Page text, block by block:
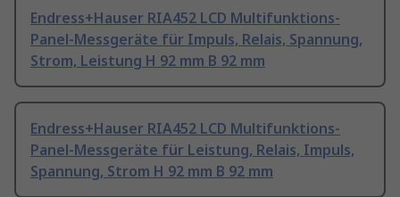
Endress+Hauser RIA452 LCD Multifunktions-
Panel-Messgeräte für Impuls, Relais, Spannung,
Strom, Leistung H 92 mm B 92 mm
Endress+Hauser RIA452 LCD Multifunktions-
Panel-Messgeräte für Leistung, Relais, Impuls,
Spannung, Strom H 92 mm B 92 mm